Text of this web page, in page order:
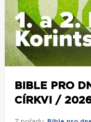
BIBLE PRO
CÍRKVI /